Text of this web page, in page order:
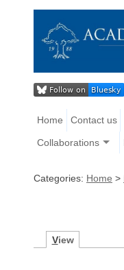
Home Contact us
Collaborations
Categories: Home >
View